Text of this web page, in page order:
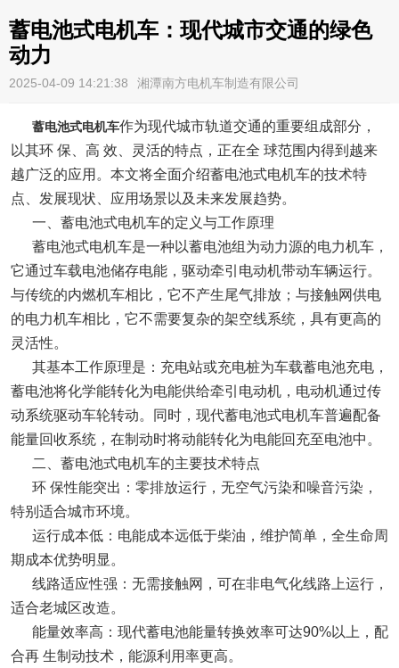
蓄电池式电机车：现代城市交通的绿色
动力
2025-04-09 14:21:38 湘潭南方电机车制造有限公司
蓄电池式电机车作为现代城市轨道交通的重要组成部分，
以其环 保、高 效、灵活的特点，正在全 球范围内得到越来
越广泛的应用。本文将全面介绍蓄电池式电机车的技术特
点、发展现状、应用场景以及未来发展趋势。
一、蓄电池式电机车的定义与工作原理
蓄电池式电机车是一种以蓄电池组为动力源的电力机车，
它通过车载电池储存电能，驱动牵引电动机带动车辆运行。
与传统的内燃机车相比，它不产生尾气排放；与接触网供电
的电力机车相比，它不需要复杂的架空线系统，具有更高的
灵活性。
其基本工作原理是：充电站或充电桩为车载蓄电池充电，
蓄电池将化学能转化为电能供给牵引电动机，电动机通过传
动系统驱动车轮转动。同时，现代蓄电池式电机车普遍配备
能量回收系统，在制动时将动能转化为电能回充至电池中。
二、蓄电池式电机车的主要技术特点
环 保性能突出：零排放运行，无空气污染和噪音污染，
特别适合城市环境。
运行成本低：电能成本远低于柴油，维护简单，全生命周
期成本优势明显。
线路适应性强：无需接触网，可在非电气化线路上运行，
适合老城区改造。
能量效率高：现代蓄电池能量转换效率可达90%以上，配
合再 生制动技术，能源利用率更高。